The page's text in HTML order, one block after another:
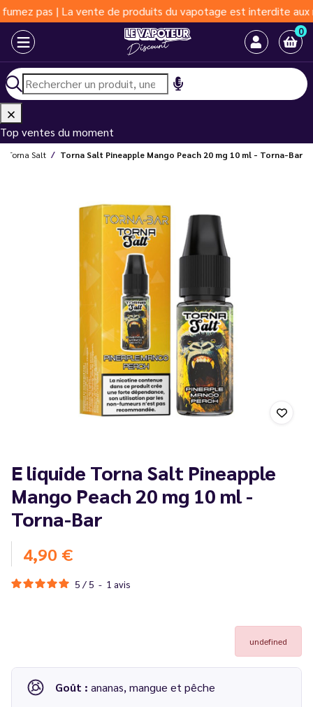
| La vente de produits du vapotage est interdite aux
0
Top ventes du moment
Torna Salt Torna Salt Pineapple Mango Peach 20 mg 10 ml - Torna-Bar
E liquide Torna Salt Pineapple
Mango Peach 20 mg 10 ml -
Torna-Bar
4,90 €
5 / 5 - 1 avis
undefined
Goût : ananas, mangue et pêche